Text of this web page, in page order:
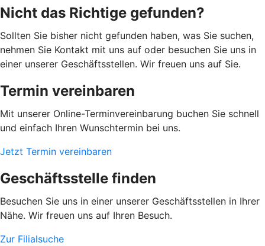
Nicht das Richtige gefunden?
Sollten Sie bisher nicht gefunden haben, was Sie suchen,
nehmen Sie Kontakt mit uns auf oder besuchen Sie uns in
einer unserer Geschäftsstellen. Wir freuen uns auf Sie.
Termin vereinbaren
Mit unserer Online-Terminvereinbarung buchen Sie schnell
und einfach Ihren Wunschtermin bei uns.
Jetzt Termin vereinbaren
Geschäftsstelle finden
Besuchen Sie uns in einer unserer Geschäftsstellen in Ihrer
Nähe. Wir freuen uns auf Ihren Besuch.
Zur Filialsuche